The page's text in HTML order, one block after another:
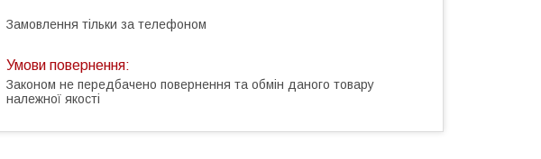
Замовлення тільки за телефоном
Законом не передбачено повернення та обмін даного товару
належної якості